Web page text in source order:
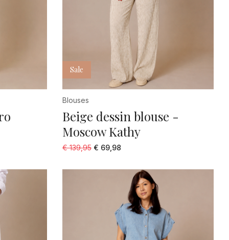
25
26
27
28
Sale
Blouses
Beige dessin blouse -
Moscow Kathy
€ 139,95 € 69,98